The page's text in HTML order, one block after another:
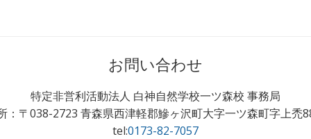
お問い合わせ
特定非営利活動法人 白神自然学校一ツ森校 事務局
：〒038-2723 青森県西津軽郡鰺ヶ沢町大字一ツ森町字上禿
tel:0173-82-7057